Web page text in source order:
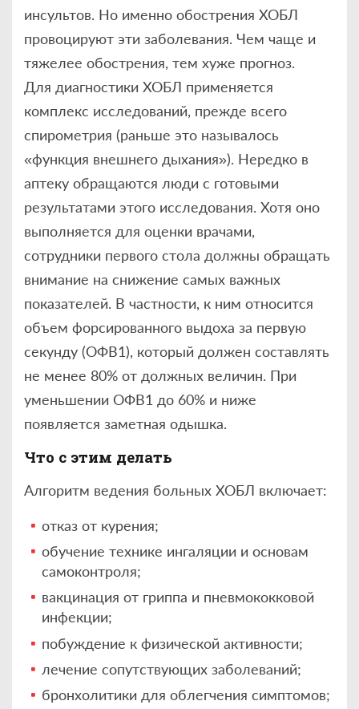
инсультов. Но именно обострения ХОБЛ
провоцируют эти заболевания. Чем чаще и
тяжелее обострения, тем хуже прогноз.
Для диагностики ХОБЛ применяется
комплекс исследований, прежде всего
спирометрия (раньше это называлось
«функция внешнего дыхания»). Нередко в
аптеку обращаются люди с готовыми
результатами этого исследования. Хотя оно
выполняется для оценки врачами,
сотрудники первого стола должны обращать
внимание на снижение самых важных
показателей. В частности, к ним относится
объем форсированного выдоха за первую
секунду (ОФВ1), который должен составлять
не менее 80% от должных величин. При
уменьшении ОФВ1 до 60% и ниже
появляется заметная одышка.
Что с этим делать
Алгоритм ведения больных ХОБЛ включает:
отказ от курения;
обучение технике ингаляции и основам
самоконтроля;
вакцинация от гриппа и пневмококковой
инфекции;
побуждение к физической активности;
лечение сопутствующих заболеваний;
бронхолитики для облегчения симптомов;